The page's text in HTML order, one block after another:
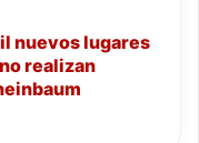
nuevos lugares
realizan